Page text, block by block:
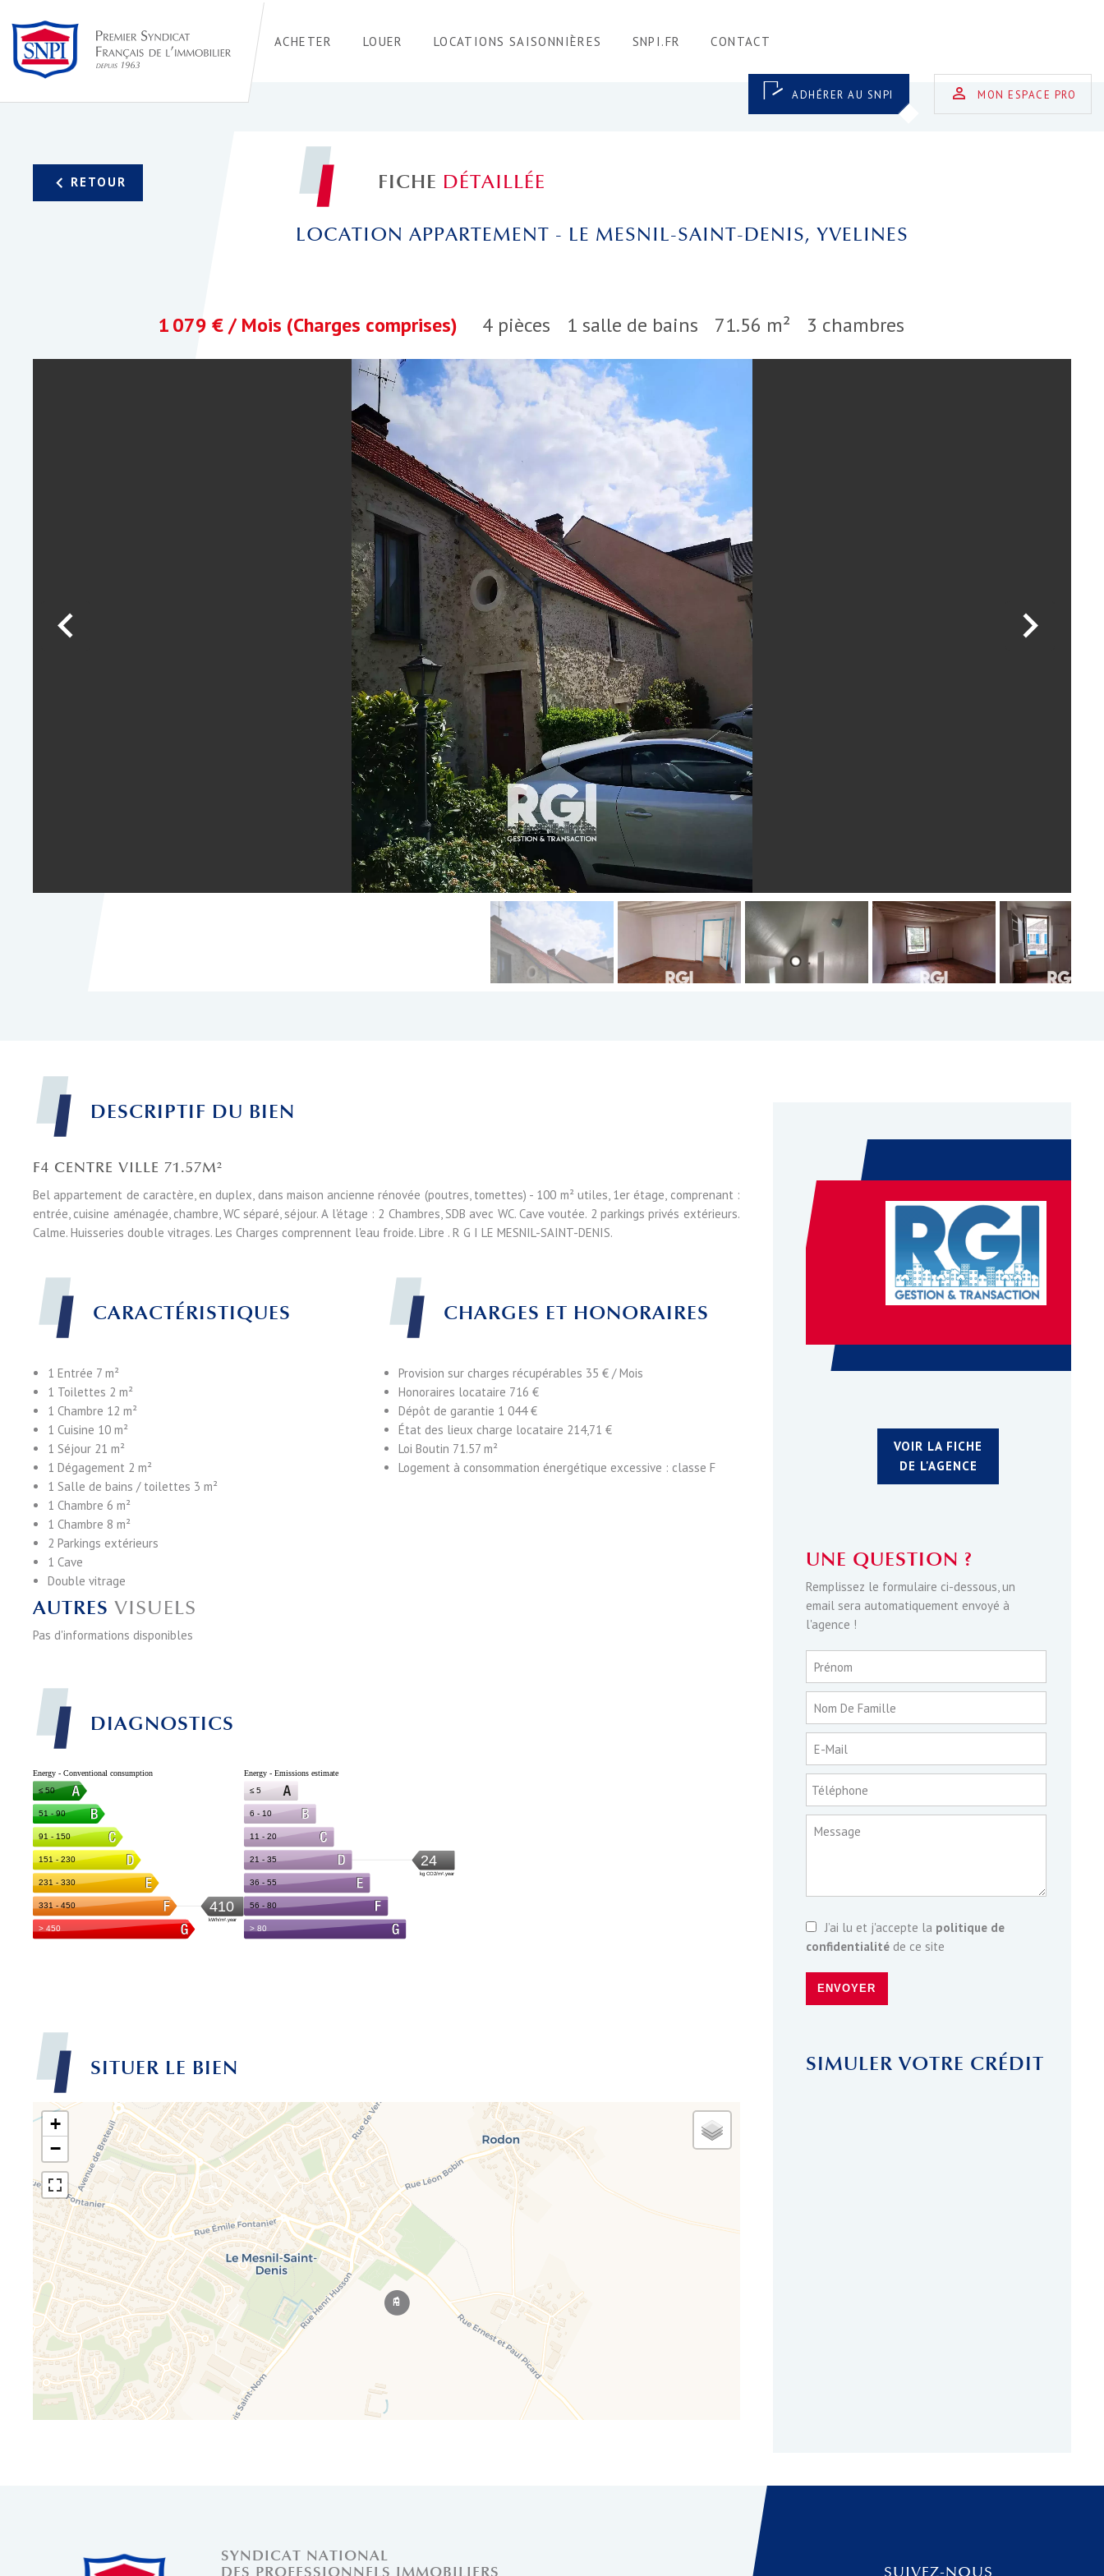
ACHETER LOUER LOCATIONS SAISONNIÈRES SNPI.FR CONTACT
ADHÉRER AU SNPI MON ESPACE PRO
FICHE DÉTAILLÉE
LOCATION APPARTEMENT - LE MESNIL-SAINT-DENIS, YVELINES
4 pièces 1 salle de bains 71.56 m² 3 chambres
1 079 € / Mois (Charges comprises)
DESCRIPTIF DU BIEN
F4 CENTRE VILLE 71.57M²
Bel appartement de caractère, en duplex, dans maison ancienne rénovée (poutres, tomettes) - 100 m² utiles, 1er étage, comprenant :
entrée, cuisine aménagée, chambre, WC séparé, séjour. A l'étage : 2 Chambres, SDB avec WC. Cave voutée. 2 parkings privés extérieurs.
Calme. Huisseries double vitrages. Les Charges comprennent l'eau froide. Libre . R G I LE MESNIL-SAINT-DENIS.
CARACTÉRISTIQUES
1 Entrée 7 m²
1 Toilettes 2 m²
1 Chambre 12 m²
1 Cuisine 10 m²
1 Séjour 21 m²
1 Dégagement 2 m²
1 Salle de bains / toilettes 3 m²
1 Chambre 6 m²
1 Chambre 8 m²
2 Parkings extérieurs
1 Cave
Double vitrage
CHARGES ET HONORAIRES
Provision sur charges récupérables 35 € / Mois
Honoraires locataire 716 €
Dépôt de garantie 1 044 €
État des lieux charge locataire 214,71 €
Loi Boutin 71.57 m²
Logement à consommation énergétique excessive : classe F
AUTRES VISUELS
Pas d'informations disponibles
DIAGNOSTICS
SITUER LE BIEN
+
−
VOIR LA FICHE
DE L'AGENCE
UNE QUESTION ?
Remplissez le formulaire ci-dessous, un
email sera automatiquement envoyé à
l'agence !
Prénom
Nom De Famille
E-Mail
Téléphone
Message
J’ai lu et j'accepte la politique de
confidentialitéde ce site
ENVOYER
SIMULER VOTRE CRÉDIT
SYNDICAT NATIONAL
DES PROFESSIONNELS IMMOBILIERS
SUIVEZ-NOUS